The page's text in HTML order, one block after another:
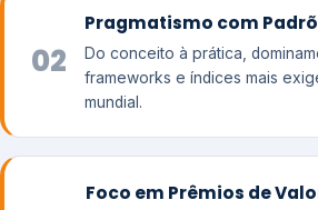
02
Pragmatismo com
Do conceito à prática,
frameworks e índices mais
mundial.
Foco em Prêmios de